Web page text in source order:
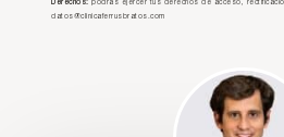
Derechos: podrás ejercer tus derechos de acceso,
datos@clinicaferrusbratos.com